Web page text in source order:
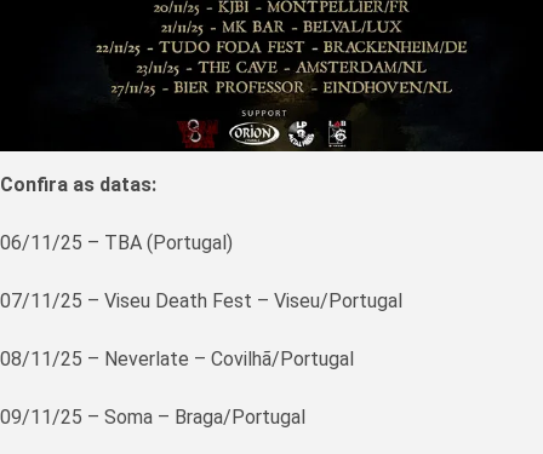
Confira as datas:
06/11/25 – TBA (Portugal)
07/11/25 – Viseu Death Fest – Viseu/Portugal
08/11/25 – Neverlate – Covilhã/Portugal
09/11/25 – Soma – Braga/Portugal